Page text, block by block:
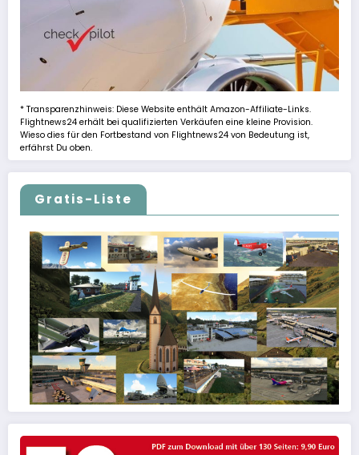
* Transparenzhinweis: Diese Website enthält Amazon-Affiliate-Links.
Flightnews24 erhält bei qualifizierten Verkäufen eine kleine Provision.
Wieso dies für den Fortbestand von Flightnews24 von Bedeutung ist,
erfährst Du oben.
Gratis-Liste